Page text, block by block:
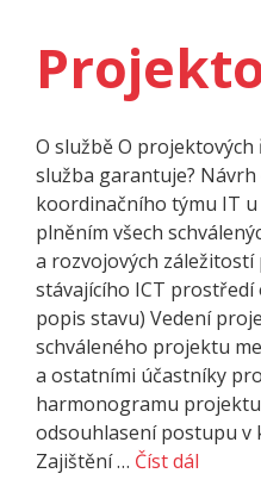
O službě O projektových
služba garantuje?
koordinačního týmu IT
plněním všech
a rozvojových
stávajícího ICT
popis stavu) Vedení
schváleného projektu
a ostatními účastníky
harmonogramu
odsouhlasení postupu v
Zajištění … Číst dál